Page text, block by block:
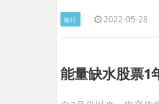
银行 2022-05-28
能量缺水股票1